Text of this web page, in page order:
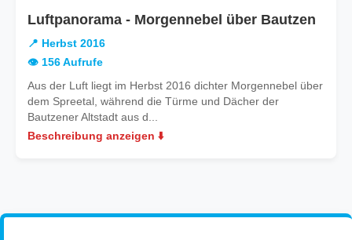
Luftpanorama - Morgennebel über Bautzen
📍 Herbst 2016
👁️ 156 Aufrufe
Aus der Luft liegt im Herbst 2016 dichter Morgennebel über
dem Spreetal, während die Türme und Dächer der
Bautzener Altstadt aus d...
Beschreibung anzeigen ⬇️